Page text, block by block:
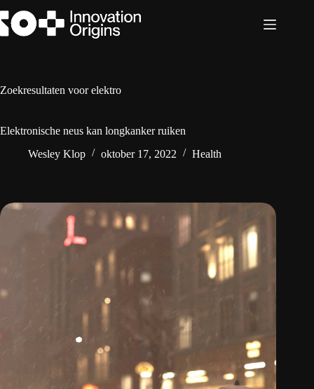
naar
de
Zoekresultaten voor elektro
Elektronische neus kan longkanker ruiken
Wesley Klop
oktober 17, 2022 Health